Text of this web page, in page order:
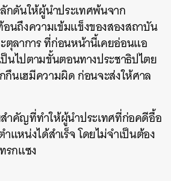
กดันให้ผู้นำประเทศพ้นจาก
นถึงความเข้มแข็งของสองสถาบัน
ลาการ ที่ก่อนหน้านี้เคยอ่อนแอ
นไปตามขั้นตอนทางประชาธิปไตย
กึนเฮมีความผิด ก่อนจะส่งให้ศาล
ำคัญที่ทำให้ผู้นำประเทศที่ก่อคดีอื้อ
แหน่งได้สำเร็จ โดยไม่จำเป็นต้อง
รกแซง